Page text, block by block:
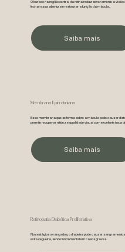
O buraco na região central da retina reduz severamente a visão
fechar essa abertura e restaurar a função da mácula..
Saiba mais
Membrana Epirretiniana
Essa membrana que se forma sobre a mácula pode causar
permite recuperar nitidez e qualidade visual com excelente taxa
Saiba mais
Retinopatia Diabética Proliferativa
Nos estágios avançados, o diabetes pode causar
evita cegueira, sendo fundamental em casos graves..